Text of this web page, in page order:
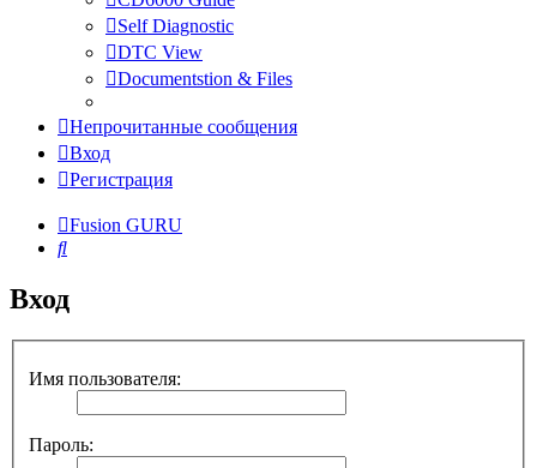
Self Diagnostic
DTC View
Documentstion & Files
Непрочитанные сообщения
Вход
Регистрация
Fusion GURU
Поиск
Вход
Имя пользователя:
Пароль: